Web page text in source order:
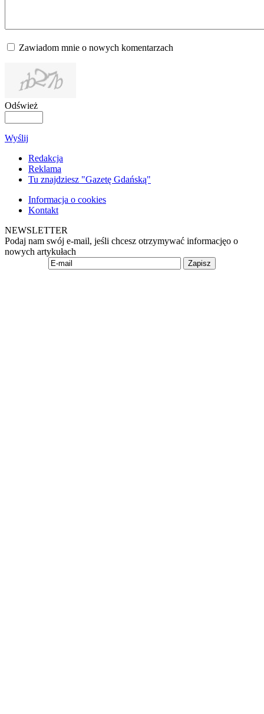
Zawiadom mnie o nowych komentarzach
Odśwież
Wyślij
Redakcja
Reklama
Tu znajdziesz "Gazetę Gdańską"
Informacja o cookies
Kontakt
NEWSLETTER
Podaj nam swój e-mail, jeśli chcesz otrzymywać informacjęo o
nowych artykułach
Zapisz